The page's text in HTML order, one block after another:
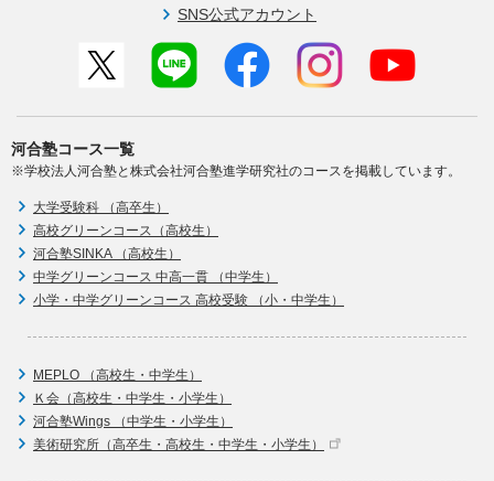
SNS公式アカウント
河合塾コース一覧
※学校法人河合塾と株式会社河合塾進学研究社のコースを掲載しています。
大学受験科 （高卒生）
高校グリーンコース（高校生）
河合塾SINKA （高校生）
中学グリーンコース 中高一貫 （中学生）
小学・中学グリーンコース 高校受験 （小・中学生）
MEPLO （高校生・中学生）
Ｋ会（高校生・中学生・小学生）
河合塾Wings （中学生・小学生）
美術研究所（高卒生・高校生・中学生・小学生）